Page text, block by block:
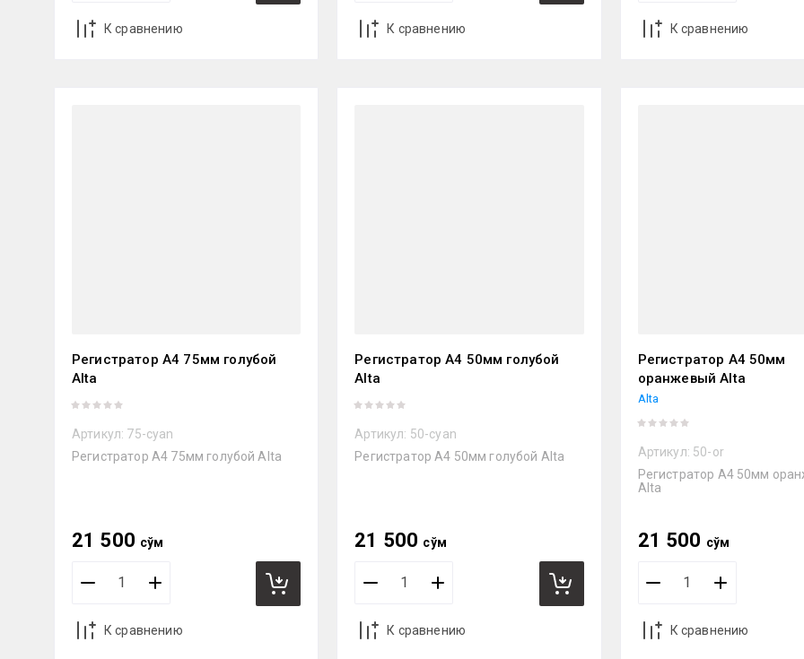
К сравнению К сравнению К сравнению
Регистратор А4 75мм голубой
Alta
Артикул: 75-cyan
Регистратор А4 75мм голубой Alta
21 500 сўм
К сравнению
Регистратор А4 50мм голубой
Alta
Артикул: 50-cyan
Регистратор А4 50мм голубой Alta
21 500 сўм
К сравнению
Регистратор А4 50мм
оранжевый Alta
Alta
Артикул: 50-or
Регистратор А4 50мм
Alta
21 500 сўм
К сравнению